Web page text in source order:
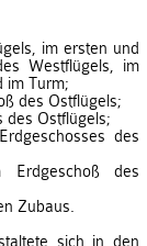
im ersten und
Westflügels, im
im Turm;
des Ostflügels;
des Ostflügels;
des
Erdgeschoß des
Zubaus.
sich in den